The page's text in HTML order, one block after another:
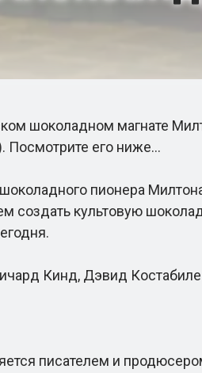
шоколадном магнате
Посмотрите его ниже…
пионера
создать культовую
Кинд, Дэвид
писателем и